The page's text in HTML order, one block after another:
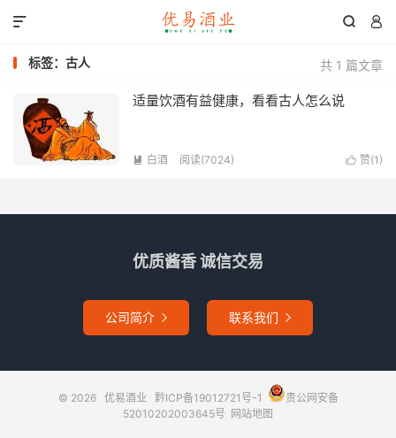
 

共 1 篇文章
标签：古人
适量饮酒有益健康，看看古人怎么说
 赞(1 )
 白酒 阅读(7024)
优质酱香 诚信交易
公司简介  联系我们 
© 2026 优易酒业 黔ICP备19012721号-1
贵公网安备
52010202003645号 网站地图